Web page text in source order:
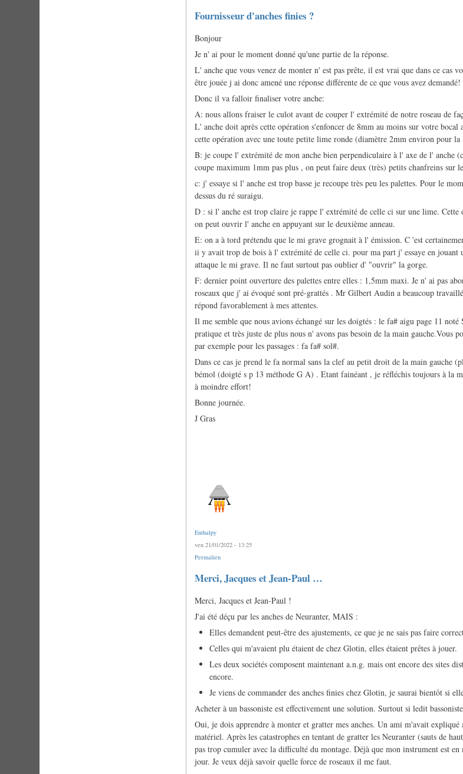
Fournisseur d'anches finies ?
Bonjour
Je n' ai pour le moment donné qu'une partie de la réponse.
L' anche que vous venez de monter n' est pas prête, il est vrai que dans ce cas
être jouée j ai donc amené une réponse différente de ce que vous avez demandé!
Donc il va falloir finaliser votre anche:
A: nous allons fraiser le culot avant de couper l' extrémité de notre roseau de
L' anche doit après cette opération s'enfoncer de 8mm au moins sur votre bocal
cette opération avec une toute petite lime ronde (diamètre 2mm environ pour
B: je coupe l' extrémité de mon anche bien perpendiculaire à l' axe de l' anche
coupe maximum 1mm pas plus , on peut faire deux (très) petits chanfreins sur
c: j' essaye si l' anche est trop basse je recoupe très peu les palettes. Pour le
dessus du ré suraigu.
D : si l' anche est trop claire je rappe l' extrémité de celle ci sur une lime. Cette
on peut ouvrir l' anche en appuyant sur le deuxième anneau.
E: on a à tord prétendu que le mi grave grognait à l' émission. C 'est
ii y avait trop de bois à l' extrémité de celle ci. pour ma part j' essaye en jouant
attaque le mi grave. Il ne faut surtout pas oublier d' "ouvrir" la gorge.
F: dernier point ouverture des palettes entre elles : 1,5mm maxi. Je n' ai pas
roseaux que j' ai évoqué sont pré-grattés . Mr Gilbert Audin a beaucoup
répond favorablement à mes attentes.
Il me semble que nous avions échangé sur les doigtés : le fa# aigu page 11
pratique et très juste de plus nous n' avons pas besoin de la main gauche.Vous
par exemple pour les passages : fa fa# sol#.
Dans ce cas je prend le fa normal sans la clef au petit droit de la main gauche
bémol (doigté s p 13 méthode G A) . Etant fainéant , je réfléchis toujours à la
à moindre effort!
Bonne journée.
J Gras
Enthalpy
ven 21/01/2022 - 13:25
Permalien
Merci, Jacques et Jean-Paul …
Merci, Jacques et Jean-Paul !
J'ai été déçu par les anches de Neuranter, MAIS :
Elles demandent peut-être des ajustements, ce que je ne sais pas faire
Celles qui m'avaient plu étaient de chez Glotin, elles étaient prêtes à jouer.
Les deux sociétés composent maintenant a.n.g. mais ont encore des sites
encore.
Je viens de commander des anches finies chez Glotin, je saurai bientôt si
Acheter à un bassoniste est effectivement une solution. Surtout si ledit
Oui, je dois apprendre à monter et gratter mes anches. Un ami m'avait expliqué
matériel. Après les catastrophes en tentant de gratter les Neuranter (sauts de
pas trop cumuler avec la difficulté du montage. Déjà que mon instrument est
jour. Je veux déjà savoir quelle force de roseaux il me faut.